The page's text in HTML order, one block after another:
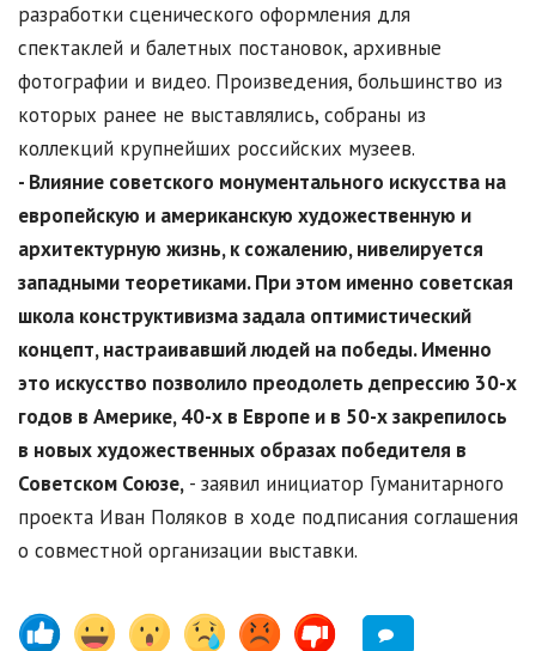
разработки сценического оформления для
спектаклей и балетных постановок, архивные
фотографии и видео. Произведения, большинство из
которых ранее не выставлялись, собраны из
коллекций крупнейших российских музеев.
- Влияние советского монументального искусства на
европейскую и американскую художественную и
архитектурную жизнь, к сожалению, нивелируется
западными теоретиками. При этом именно советская
школа конструктивизма задала оптимистический
концепт, настраивавший людей на победы. Именно
это искусство позволило преодолеть депрессию 30-х
годов в Америке, 40-х в Европе и в 50-х закрепилось
в новых художественных образах победителя в
Советском Союзе, - заявил инициатор Гуманитарного
проекта Иван Поляков в ходе подписания соглашения
о совместной организации выставки.